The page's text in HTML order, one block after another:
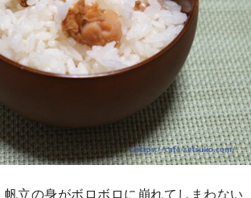
立の身がボロボロに崩れてしまわない